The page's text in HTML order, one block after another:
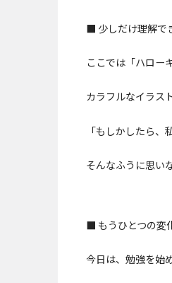
■ 少しだけ理解で
ここでは「ハロー
カラフルなイラス
「もしかしたら、
そんなふうに思い
■ もうひとつの変
今日は、勉強を始